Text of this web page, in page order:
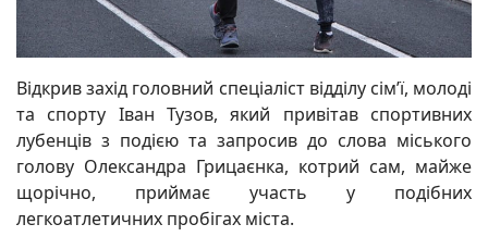
Відкрив захід головний спеціаліст відділу сім’ї, молоді
та спорту Іван Тузов, який привітав спортивних
лубенців з подією та запросив до слова міського
голову Олександра Грицаєнка, котрий сам, майже
щорічно, приймає участь у подібних
легкоатлетичних пробігах міста.